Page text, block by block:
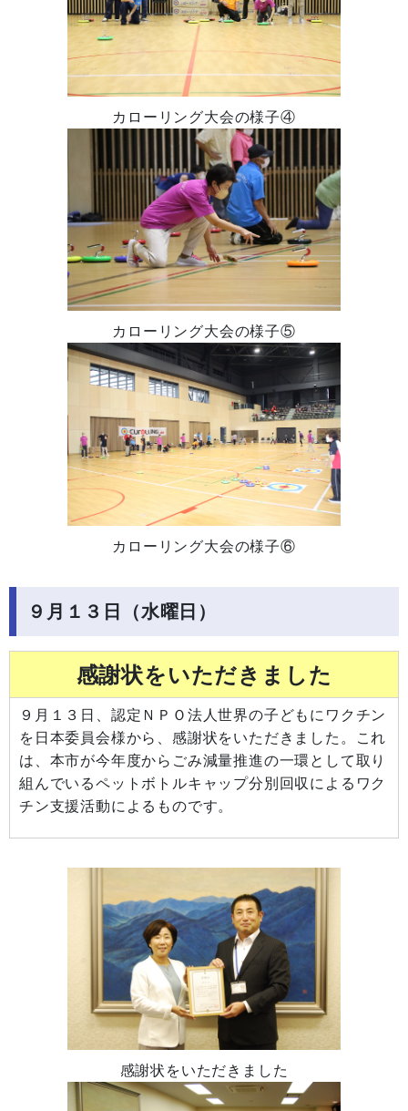
カローリング大会の様子④
カローリング大会の様子⑤
カローリング大会の様子⑥
９月１３日（水曜日）
感謝状をいただきました
感謝状をいただきました
９月１３日、認定ＮＰＯ法人世界の子どもにワクチン
を日本委員会様から、感謝状をいただきました。これ
は、本市が今年度からごみ減量推進の一環として取り
組んでいるペットボトルキャップ分別回収によるワク
チン支援活動によるものです。